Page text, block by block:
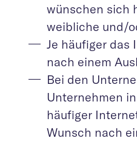
wünschen sich
weibliche und/
Je häufiger das
nach einem
Bei den
Unternehmen
häufiger
Wunsch nach